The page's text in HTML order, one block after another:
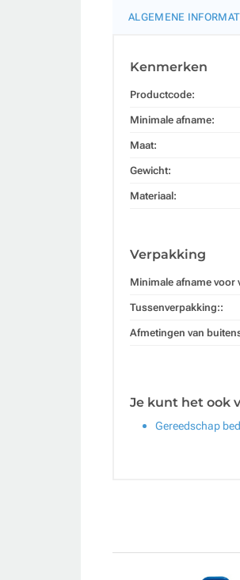
ALGEMENE
Kenmerken
Productcode:
Minimale afname:
Maat:
Gewicht:
Materiaal:
Verpakking
Minimale afname voor
Tussenverpakking::
Afmetingen van
Je kunt het ook
Gereedschap